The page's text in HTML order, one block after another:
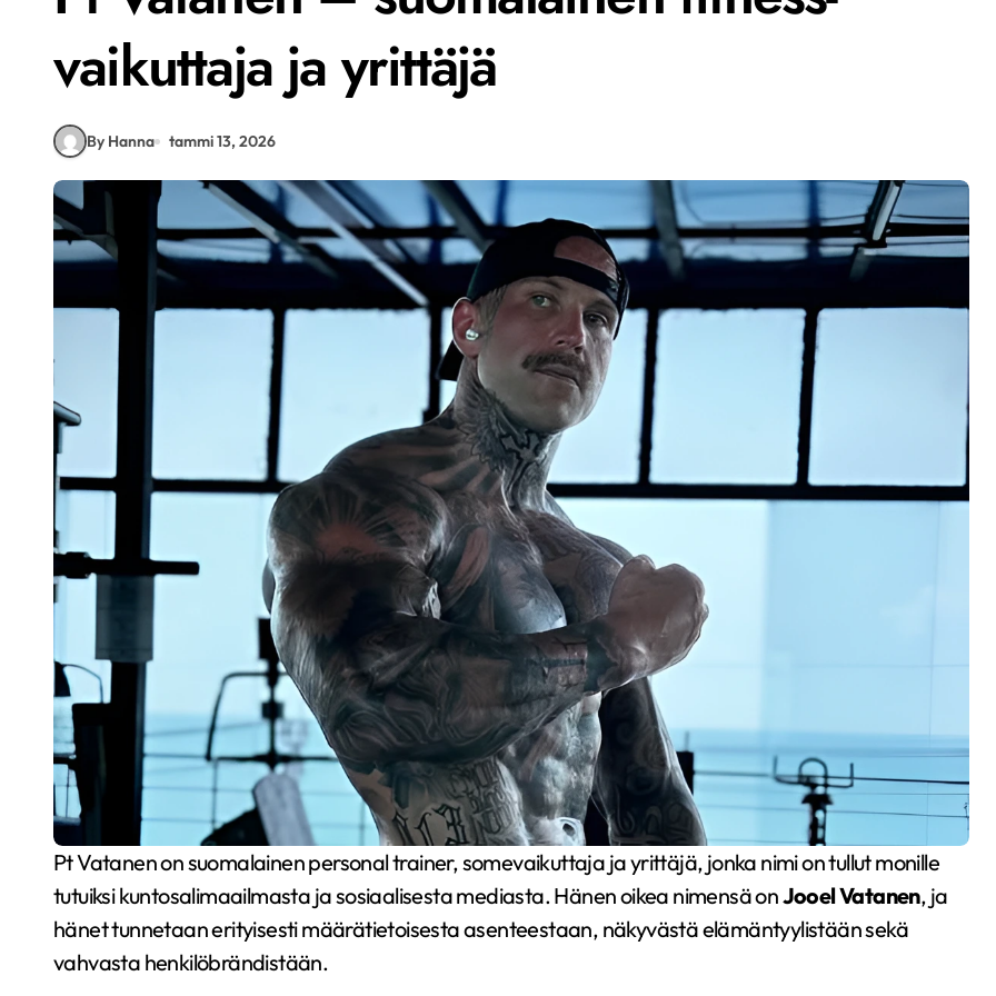
vaikuttaja ja yrittäjä
By Hanna tammi 13, 2026
Pt Vatanen on suomalainen personal trainer, somevaikuttaja ja yrittäjä, jonka nimi on tullut monille
tutuiksi kuntosalimaailmasta ja sosiaalisesta mediasta. Hänen oikea nimensä onJooel Vatanen, ja
hänet tunnetaan erityisesti määrätietoisesta asenteestaan, näkyvästä elämäntyylistään sekä
vahvasta henkilöbrändistään.